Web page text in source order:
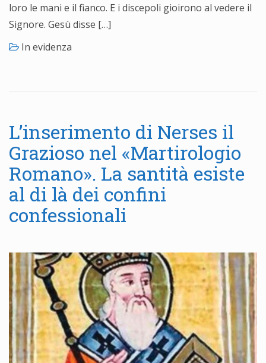
loro le mani e il fianco. E i discepoli gioirono al vedere il
Signore. Gesù disse […]
In evidenza
L’inserimento di Nerses il
Grazioso nel «Martirologio
Romano». La santità esiste
al di là dei confini
confessionali